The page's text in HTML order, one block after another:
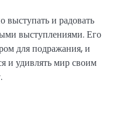
выступать и радовать
выступлениями. Его
для подражания, и
и удивлять мир своим